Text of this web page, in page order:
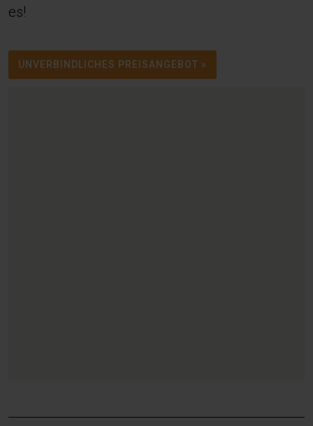
es!
UNVERBINDLICHES PREISANGEBOT »